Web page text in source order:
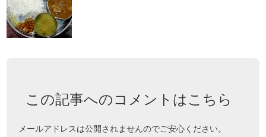
この記事へのコメントはこちら
メールアドレスは公開されませんのでご安心ください。